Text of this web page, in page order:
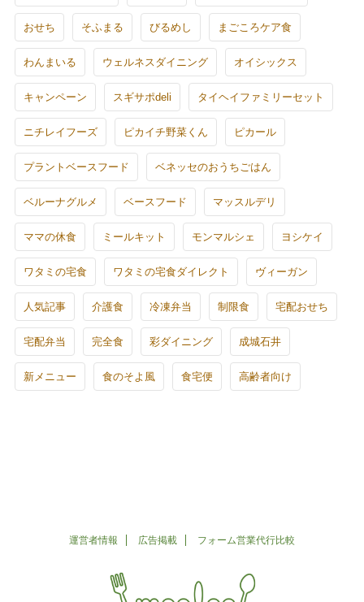
おせち そふまる びるめし まごころケア食
わんまいる ウェルネスダイニング オイシックス
キャンペーン スギサポdeli タイヘイファミリーセット
ニチレイフーズ ピカイチ野菜くん ピカール
プラントベースフード ベネッセのおうちごはん
ベルーナグルメ ベースフード マッスルデリ
ママの休食 ミールキット モンマルシェ ヨシケイ
ワタミの宅食 ワタミの宅食ダイレクト ヴィーガン
人気記事 介護食 冷凍弁当 制限食 宅配おせち
宅配弁当 完全食 彩ダイニング 成城石井
新メニュー 食のそよ風 食宅便 高齢者向け
運営者情報 広告掲載 フォーム営業代行比較